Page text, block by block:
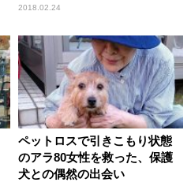
2018.02.24
ペットロスで引きこもり状態
のアラ80女性を救った、保護
犬との偶然の出会い